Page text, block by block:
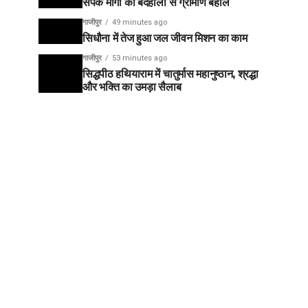
गाजीपुर 49 minutes ago
सिधौना में तेज हुआ जल जीवन मिशन का काम
गाजीपुर 53 minutes ago
सिद्धपीठ हथियाराम में चातुर्मास महानुष्ठान, श्रद्धा
और भक्ति का उमड़ा सैलाब